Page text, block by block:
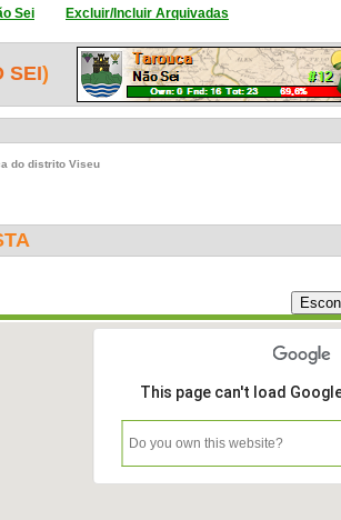
Sei Excluir/Incluir Arquivadas
SEI)
do distrito Viseu
This page can't load
Do you own this website?